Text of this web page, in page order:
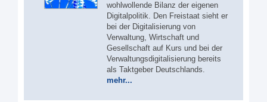
wohlwollende Bilanz der eigenen
Digitalpolitik. Den Freistaat sieht er
bei der Digitalisierung von
Verwaltung, Wirtschaft und
Gesellschaft auf Kurs und bei der
Verwaltungsdigitalisierung bereits
als Taktgeber Deutschlands.
mehr...